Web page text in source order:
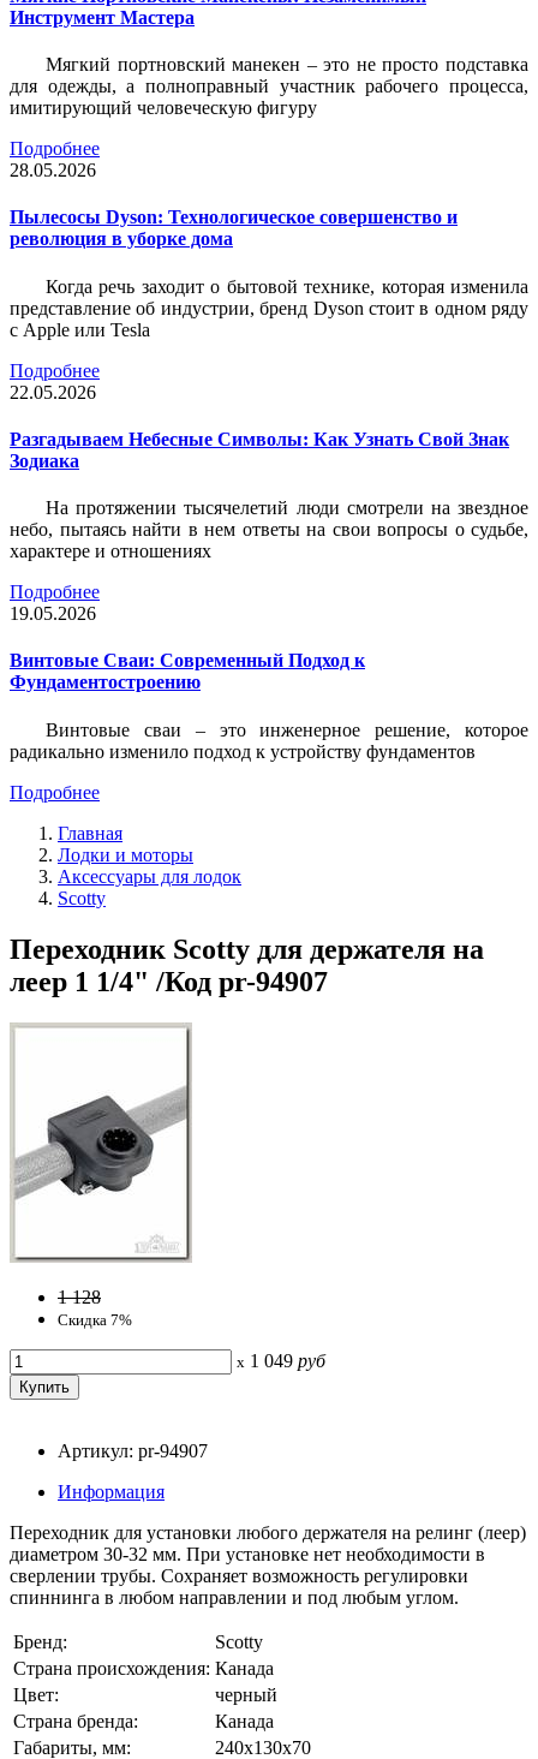
Инструмент Мастера
Мягкий портновский манекен – это не просто подставка
для одежды, а полноправный участник рабочего процесса,
имитирующий человеческую фигуру
Подробнее
28.05.2026
Пылесосы Dyson: Технологическое совершенство и
революция в уборке дома
Когда речь заходит о бытовой технике, которая изменила
представление об индустрии, бренд Dyson стоит в одном ряду
с Apple или Tesla
Подробнее
22.05.2026
Разгадываем Небесные Символы: Как Узнать Свой Знак
Зодиака
На протяжении тысячелетий люди смотрели на звездное
небо, пытаясь найти в нем ответы на свои вопросы о судьбе,
характере и отношениях
Подробнее
19.05.2026
Винтовые Сваи: Современный Подход к
Фундаментостроению
Винтовые сваи – это инженерное решение, которое
радикально изменило подход к устройству фундаментов
Подробнее
Главная
Лодки и моторы
Аксессуары для лодок
Scotty
Переходник Scotty для держателя на
леер 1 1/4" /Код pr-94907
1 128
Скидка 7%
x 1 049 руб
Артикул: pr-94907
Информация
Переходник для установки любого держателя на релинг (леер)
диаметром 30-32 мм. При установке нет необходимости в
сверлении трубы. Сохраняет возможность регулировки
спиннинга в любом направлении и под любым углом.
Бренд:
Scotty
Страна происхождения: Канада
Цвет:
черный
Страна бренда:
Канада
Габариты, мм:
240x130x70